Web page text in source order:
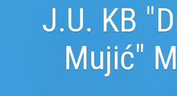
J.U. KB
Mujić"